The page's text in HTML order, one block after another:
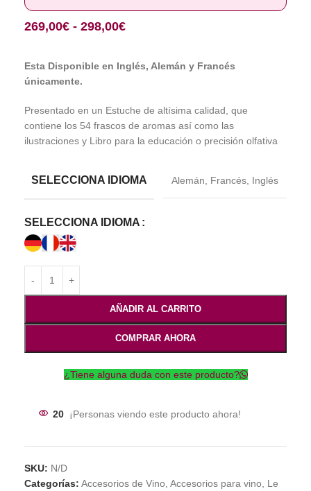
269,00€ - 298,00€
Esta Disponible en Inglés, Alemán y Francés
únicamente.
Presentado en un Estuche de altísima calidad, que
contiene los 54 frascos de aromas así como las
ilustraciones y Libro para la educación o precisión olfativa
SELECCIONA IDIOMA Alemán Francés Inglés
SELECCIONA IDIOMA
AÑADIR AL CARRITO
COMPRAR AHORA
¿Tiene alguna duda con este producto?
20 ¡Personas viendo este producto ahora!
SKU: N/D
Categorías: Accesorios de Vino Accesorios para vino
Le